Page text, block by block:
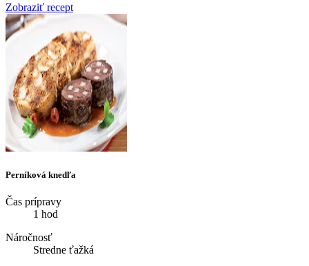
Zobraziť recept
Perníková knedľa
Čas prípravy
1 hod
Náročnosť
Stredne ťažká